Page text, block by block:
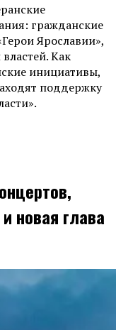
гражданские
Ярославии»,
Как
инициативы,
поддержку
новая глава